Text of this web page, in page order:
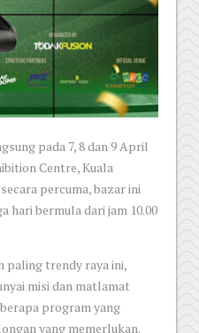
pada 7, 8 dan 9 April
Centre, Kuala
percuma, bazar ini
hari bermula dari jam 10.00
paling trendy raya ini,
misi dan matlamat
program yang
yang memerlukan.